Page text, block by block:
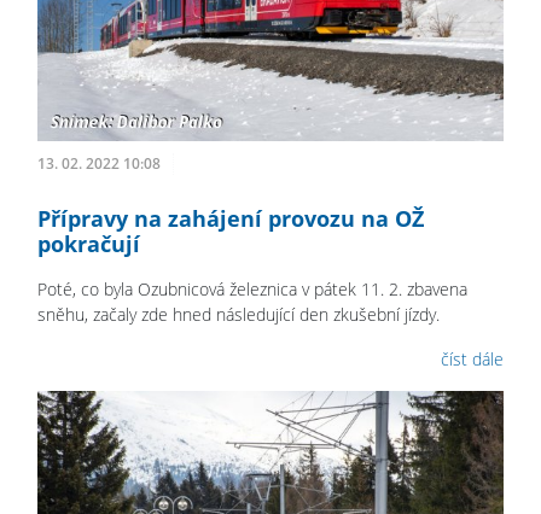
13. 02. 2022 10:08
Přípravy na zahájení provozu na OŽ
pokračují
Poté, co byla Ozubnicová železnica v pátek 11. 2. zbavena
sněhu, začaly zde hned následující den zkušební jízdy.
číst dále